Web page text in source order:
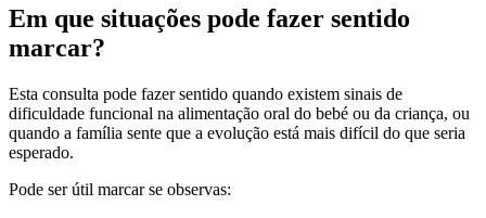
Em que situações pode fazer sentido
marcar?
Esta consulta pode fazer sentido quando existem sinais de
dificuldade funcional na alimentação oral do bebé ou da criança, ou
quando a família sente que a evolução está mais difícil do que seria
esperado.
Pode ser útil marcar se observas: